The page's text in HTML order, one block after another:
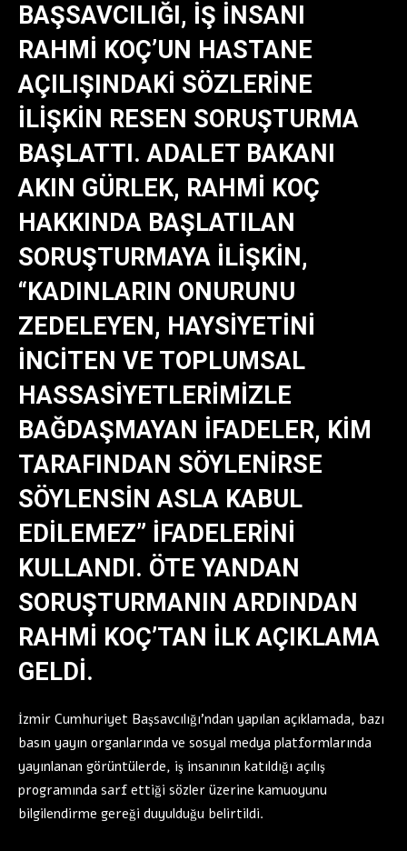
BAŞSAVCILIĞI, IŞ INSANI
RAHMI KOÇ’UN HASTANE
AÇILIŞINDAKI SÖZLERINE
ILIŞKIN RESEN SORUŞTURMA
BAŞLATTI. ADALET BAKANI
AKIN GÜRLEK, RAHMI KOÇ
HAKKINDA BAŞLATILAN
SORUŞTURMAYA ILIŞKIN,
“KADINLARIN ONURUNU
ZEDELEYEN, HAYSIYETINI
INCITEN VE TOPLUMSAL
HASSASIYETLERIMIZLE
BAĞDAŞMAYAN IFADELER, KIM
TARAFINDAN SÖYLENIRSE
SÖYLENSIN ASLA KABUL
EDILEMEZ” IFADELERINI
KULLANDI. ÖTE YANDAN
SORUŞTURMANIN ARDINDAN
RAHMI KOÇ’TAN ILK AÇIKLAMA
GELDI.
İzmir Cumhuriyet Başsavcılığı’ndan yapılan açıklamada, bazı
basın yayın organlarında ve sosyal medya platformlarında
yayınlanan görüntülerde, iş insanının katıldığı açılış
programında sarf ettiği sözler üzerine kamuoyunu
bilgilendirme gereği duyulduğu belirtildi.